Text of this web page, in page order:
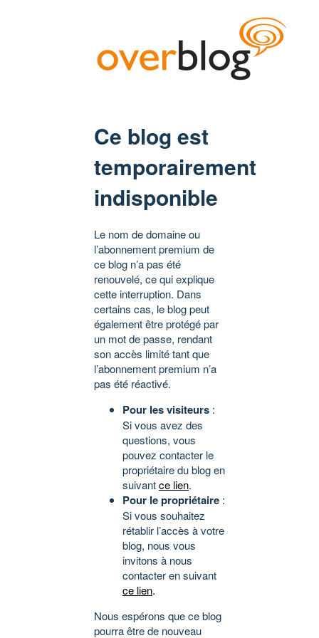
Ce blog est
temporairement
indisponible
Le nom de domaine ou
l’abonnement premium de
ce blog n’a pas été
renouvelé, ce qui explique
cette interruption. Dans
certains cas, le blog peut
également être protégé par
un mot de passe, rendant
son accès limité tant que
l’abonnement premium n’a
pas été réactivé.
Pour les visiteurs :
Si vous avez des
questions, vous
pouvez contacter le
propriétaire du blog en
suivantce lien.
Pour le propriétaire :
Si vous souhaitez
rétablir l’accès à votre
blog, nous vous
invitons à nous
contacter en suivant
ce lien.
Nous espérons que ce blog
pourra être de nouveau